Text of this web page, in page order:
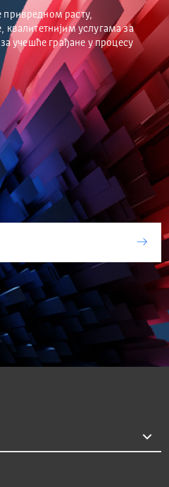
расту,
квалитетнијим услугама за
учешће грађане у процесу